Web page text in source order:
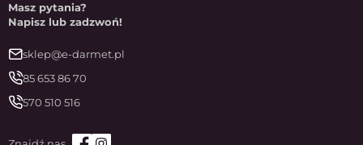
Masz pytania?
Napisz lub zadzwoń!
sklep@e-darmet.pl
85 653 86 70
570 510 516